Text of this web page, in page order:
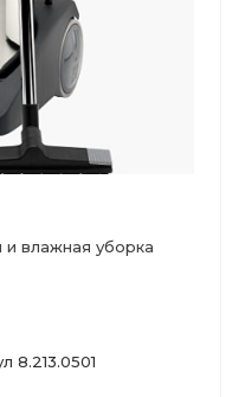
влажная уборка
8.213.0501